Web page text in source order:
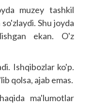
muzey tashkil
Shu joyda
ekan. O'z
Ishqibozlar ko'p.
qolsa, ajab emas.
ma'lumotlar